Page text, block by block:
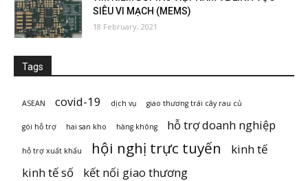
SIÊU VI MẠCH (MEMS)
18 February, 2021
Tags
ASEAN covid-19 dịch vụ giao thương trái cây rau củ
gói hỗ trợ hai san kho hàng không hỗ trợ doanh nghiệp
hỗ trợ xuất khẩu hội nghị trực tuyến
kinh tế
kinh tế số
kết nối giao thương